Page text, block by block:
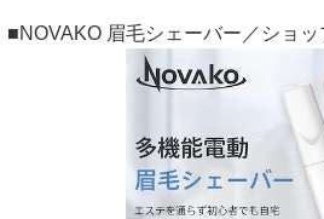
■NOVAKO 眉毛シェーバー／ショ